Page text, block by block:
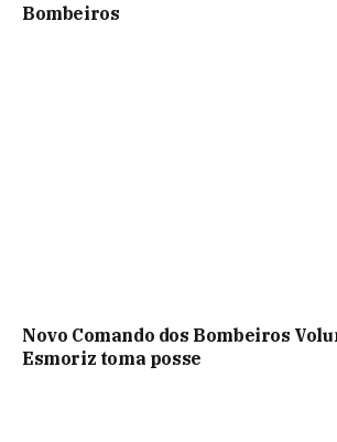
Bombeiros
Novo Comando dos Bombeiros
Esmoriz toma posse